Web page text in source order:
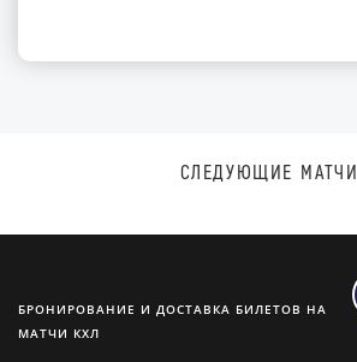
СЛЕДУЮЩИЕ МАТЧИ
БРОНИРОВАНИЕ И ДОСТАВКА БИЛЕТОВ НА
МАТЧИ КХЛ